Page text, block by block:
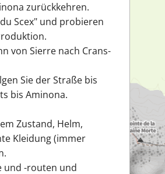
zurückkehren.
Scex" und probieren
von Sierre nach Crans-
Sie der Straße bis
bis Aminona.
Zustand, Helm,
Kleidung (immer
und -routen und